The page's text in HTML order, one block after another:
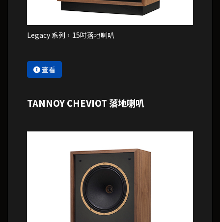
Legacy 系列，15吋落地喇叭
查看
TANNOY CHEVIOT 落地喇叭